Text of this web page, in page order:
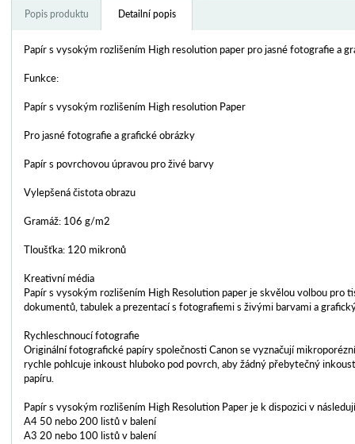
Popis produktu Detailní popis
Papír s vysokým rozlišením High resolution paper pro jasné fotografie a
Funkce:
Papír s vysokým rozlišením High resolution Paper
Pro jasné fotografie a grafické obrázky
Papír s povrchovou úpravou pro živé barvy
Vylepšená čistota obrazu
Gramáž: 106 g/m2
Tloušťka: 120 mikronů
Kreativní média
Papír s vysokým rozlišením High Resolution paper je skvělou volbou pro
dokumentů, tabulek a prezentací s fotografiemi s živými barvami a
Rychleschnoucí fotografie
Originální fotografické papíry společnosti Canon se vyznačují
rychle pohlcuje inkoust hluboko pod povrch, aby žádný přebytečný
papíru.
Papír s vysokým rozlišením High Resolution Paper je k dispozici v
A4 50 nebo 200 listů v balení
A3 20 nebo 100 listů v balení